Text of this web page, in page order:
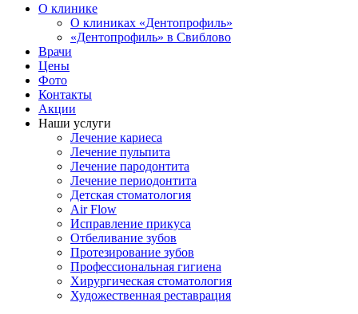
О клинике
О клиниках «Дентопрофиль»
«Дентопрофиль» в Свиблово
Врачи
Цены
Фото
Контакты
Акции
Наши услуги
Лечение кариеса
Лечение пульпита
Лечение пародонтита
Лечение периодонтита
Детская стоматология
Air Flow
Исправление прикуса
Отбеливание зубов
Протезирование зубов
Профессиональная гигиена
Хирургическая стоматология
Художественная реставрация